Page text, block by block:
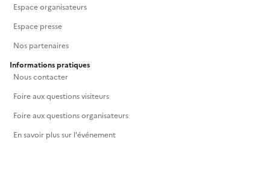
Espace organisateurs
Espace presse
Nos partenaires
Informations pratiques
Nous contacter
Foire aux questions visiteurs
Foire aux questions organisateurs
En savoir plus sur l'événement